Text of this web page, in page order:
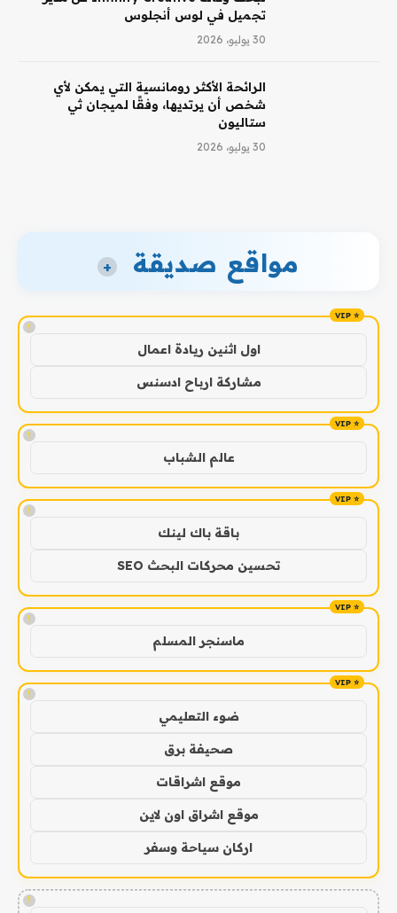
تجميل في لوس أنجلوس
30 يوليو، 2026
الرائحة الأكثر رومانسية التي يمكن لأي
شخص أن يرتديها، وفقًا لميجان ثي
ستاليون
30 يوليو، 2026
مواقع صديقة +
!
اول اثنين ريادة اعمال
مشاركة ارباح ادسنس
!
عالم الشباب
!
باقة باك لينك
تحسين محركات البحث SEO
!
ماسنجر المسلم
!
ضوء التعليمي
صحيفة برق
موقع اشراقات
موقع اشراق اون لاين
اركان سياحة وسفر
!